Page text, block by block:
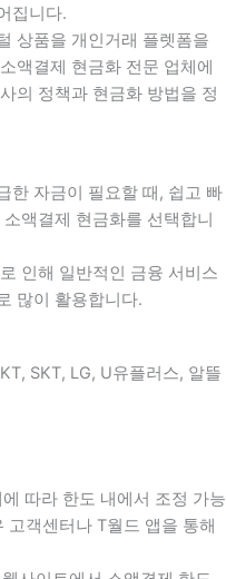
집니다.
상품을 개인거래 플렛폼을
액결제 현금화 전문 업체에
의 정책과 현금화 방법을 정
한 자금이 필요할 때 , 쉽고 빠
액결제 현금화를 선택합니
인해 일반적인 금융 서비스
많이 활용합니다.
SKT, LG, U유플러스, 알뜰
따라 한도 내에서 조정 가능
객센터나 T월드 앱을 통해